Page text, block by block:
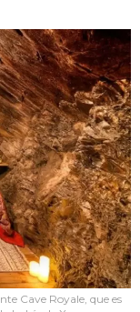
Cave Royale, que es